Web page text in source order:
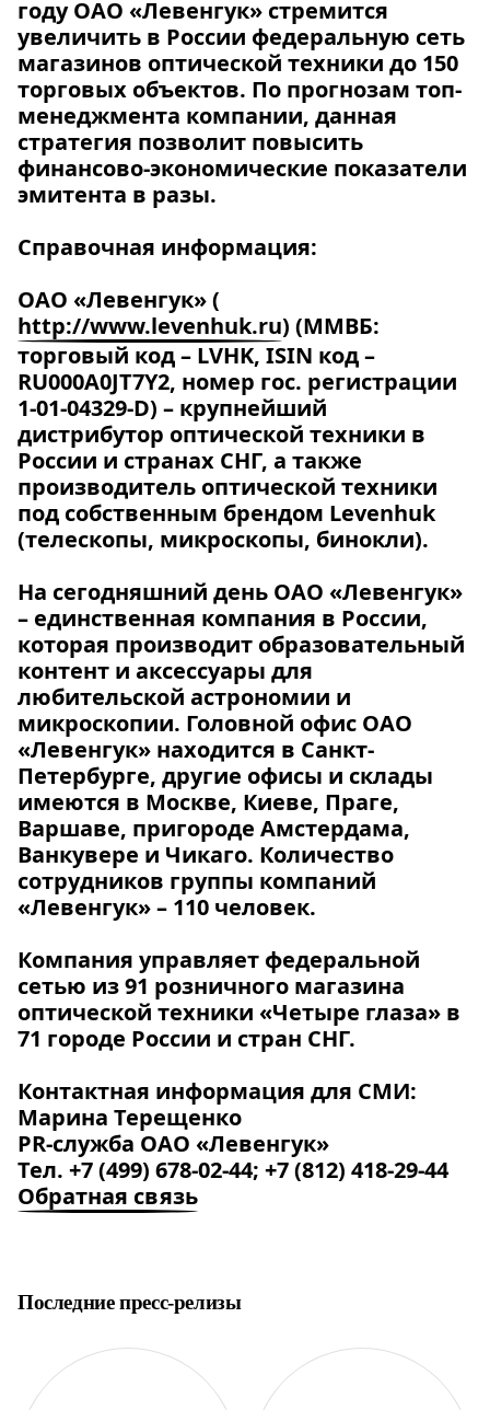
году ОАО «Левенгук» стремится
увеличить в России федеральную сеть
магазинов оптической техники до 150
торговых объектов. По прогнозам топ-
менеджмента компании, данная
стратегия позволит повысить
финансово-экономические показатели
эмитента в разы.
Справочная информация:
ОАО «Левенгук» (
http://www.levenhuk.ru) (ММВБ:
торговый код – LVHK, ISIN код –
RU000A0JT7Y2, номер гос. регистрации
1-01-04329-D) – крупнейший
дистрибутор оптической техники в
России и странах СНГ, а также
производитель оптической техники
под собственным брендом Levenhuk
(телескопы, микроскопы, бинокли).
На сегодняшний день ОАО «Левенгук»
– единственная компания в России,
которая производит образовательный
контент и аксессуары для
любительской астрономии и
микроскопии. Головной офис ОАО
«Левенгук» находится в Санкт-
Петербурге, другие офисы и склады
имеются в Москве, Киеве, Праге,
Варшаве, пригороде Амстердама,
Ванкувере и Чикаго. Количество
сотрудников группы компаний
«Левенгук» – 110 человек.
Компания управляет федеральной
сетью из 91 розничного магазина
оптической техники «Четыре глаза» в
71 городе России и стран СНГ.
Контактная информация для СМИ:
Марина Терещенко
PR-служба ОАО «Левенгук»
Тел. +7 (499) 678-02-44; +7 (812) 418-29-44
Обратная связь
Последние пресс-релизы